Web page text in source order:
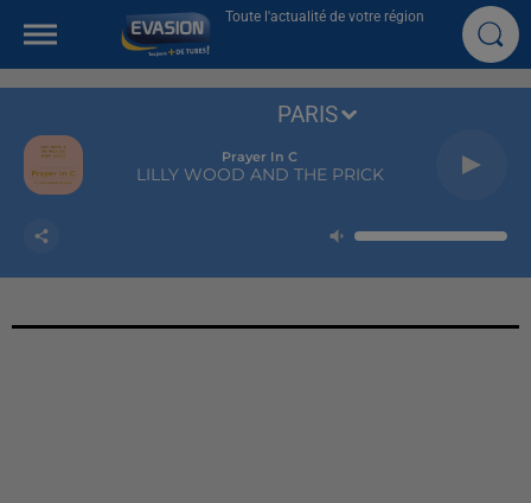
Toute l'actualité de votre région
Prayer In C
LILLY WOOD AND THE PRICK
PARIS